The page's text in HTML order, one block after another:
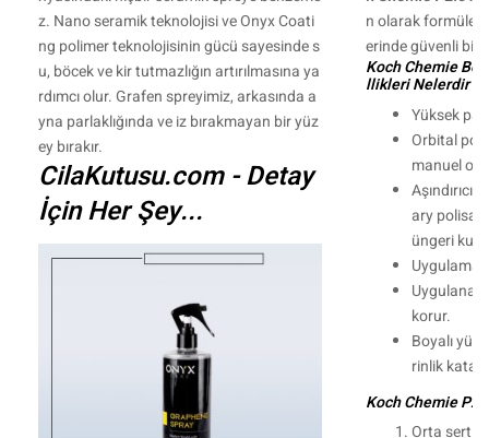
z. Nano seramik teknolojisi ve Onyx Coati
ng polimer teknolojisinin gücü sayesinde s
u, böcek ve kir tutmazlığın artırılmasına ya
rdımcı olur. Grafen spreyimiz, arkasında a
yna parlaklığında ve iz bırakmayan bir yüz
ey bırakır.
CilaKutusu.com - Detay
İçin Her Şey...
n olarak formüle
erinde güvenli bir
Koch Chemie
llikleri Nelerdir ?
Yüksek
Orbital
manuel
ary polisaj
üngeri
Uygulanan
korur.
Boyalı
rinlik katar.
Koch Chemie
Orta